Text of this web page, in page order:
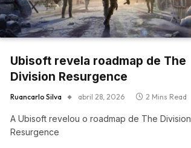
Ubisoft revela roadmap de The
Division Resurgence
Ruancarlo Silva abril 28, 2026 2 Mins Read
A Ubisoft revelou o roadmap de The Division
Resurgence